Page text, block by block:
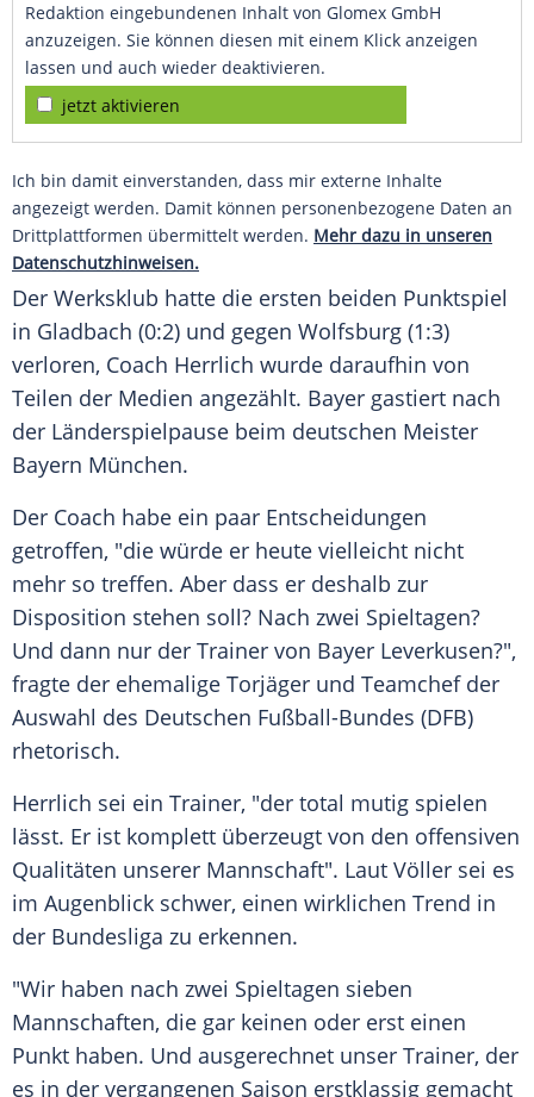
Redaktion eingebundenen Inhalt von Glomex GmbH
anzuzeigen. Sie können diesen mit einem Klick anzeigen
lassen und auch wieder deaktivieren.
jetzt aktivieren
Ich bin damit einverstanden, dass mir externe Inhalte
angezeigt werden. Damit können personenbezogene Daten an
Drittplattformen übermittelt werden. Mehr dazu in unseren
Datenschutzhinweisen.
Der Werksklub hatte die ersten beiden Punktspiel
in Gladbach (0:2) und gegen Wolfsburg (1:3)
verloren, Coach Herrlich wurde daraufhin von
Teilen der Medien angezählt. Bayer gastiert nach
der Länderspielpause beim deutschen Meister
Bayern München.
Der Coach habe ein paar Entscheidungen
getroffen, "die würde er heute vielleicht nicht
mehr so treffen. Aber dass er deshalb zur
Disposition stehen soll? Nach zwei Spieltagen?
Und dann nur der Trainer von Bayer Leverkusen?",
fragte der ehemalige Torjäger und Teamchef der
Auswahl des Deutschen Fußball-Bundes (DFB)
rhetorisch.
Herrlich sei ein Trainer, "der total mutig spielen
lässt. Er ist komplett überzeugt von den offensiven
Qualitäten unserer Mannschaft". Laut Völler sei es
im Augenblick schwer, einen wirklichen Trend in
der Bundesliga zu erkennen.
"Wir haben nach zwei Spieltagen sieben
Mannschaften, die gar keinen oder erst einen
Punkt haben. Und ausgerechnet unser Trainer, der
es in der vergangenen Saison erstklassig gemacht